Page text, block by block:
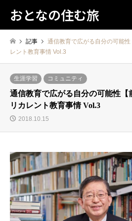
おとなの住む旅
記事
通信教育で広がる自分の可能
レント教育事情 Vol.3
生涯学習 コミュニティ
通信教育で広がる自分の可能性【
リカレント教育事情 Vol.3
2018.10.15